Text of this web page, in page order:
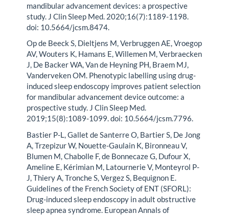
mandibular advancement devices: a prospective
study. J Clin Sleep Med. 2020;16(7):1189-1198.
doi: 10.5664/jcsm.8474.
Op de Beeck S, Dieltjens M, Verbruggen AE, Vroegop
AV, Wouters K, Hamans E, Willemen M, Verbraecken
J, De Backer WA, Van de Heyning PH, Braem MJ,
Vanderveken OM. Phenotypic labelling using drug-
induced sleep endoscopy improves patient selection
for mandibular advancement device outcome: a
prospective study. J Clin Sleep Med.
2019;15(8):1089-1099. doi: 10.5664/jcsm.7796.
Bastier P-L, Gallet de Santerre O, Bartier S, De Jong
A, Trzepizur W, Nouette-Gaulain K, Bironneau V,
Blumen M, Chabolle F, de Bonnecaze G, Dufour X,
Ameline E, Kérimian M, Latournerie V, Monteyrol P-
J, Thiery A, Tronche S, Vergez S, Bequignon E.
Guidelines of the French Society of ENT (SFORL):
Drug-induced sleep endoscopy in adult obstructive
sleep apnea syndrome. European Annals of